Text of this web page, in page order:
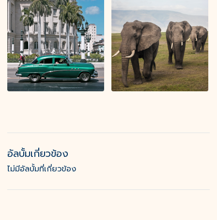
อัลบั้มเกี่ยวข้อง
ไม่มีอัลบั้มที่เกี่ยวข้อง